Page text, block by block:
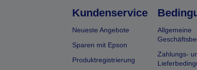
Kundenservice
Neueste Angebote
Sparen mit Epson
Produktregistrierung
Allgemeine
Zahlungs-